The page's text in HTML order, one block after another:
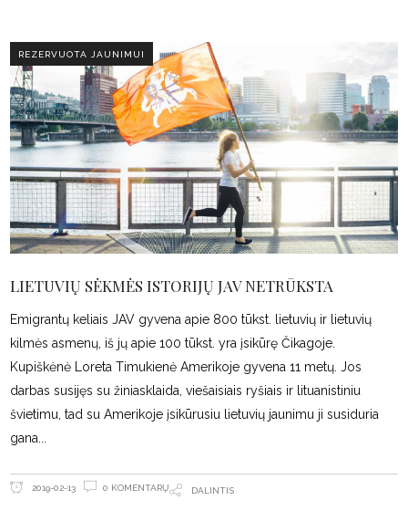
REZERVUOTA JAUNIMUI
LIETUVIŲ SĖKMĖS ISTORIJŲ JAV NETRŪKSTA
Emigrantų keliais JAV gyvena apie 800 tūkst. lietuvių ir lietuvių
kilmės asmenų, iš jų apie 100 tūkst. yra įsikūrę Čikagoje.
Kupiškėnė Loreta Timukienė Amerikoje gyvena 11 metų. Jos
darbas susijęs su žiniasklaida, viešaisiais ryšiais ir lituanistiniu
švietimu, tad su Amerikoje įsikūrusiu lietuvių jaunimu ji susiduria
gana
2019-02-13 0 KOMENTARŲ DALINTIS